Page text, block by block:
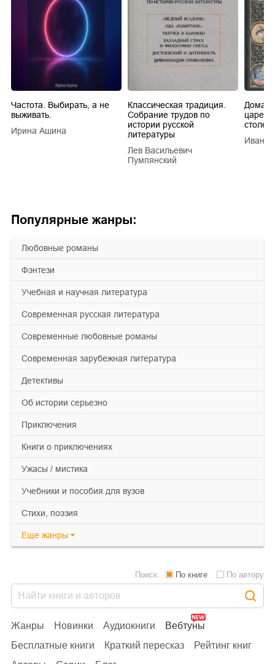
Популярные жанры:
любовные романы
фэнтези
учебная и научная литература
современная русская литература
современные любовные романы
современная зарубежная литература
детективы
об истории серьезно
приключения
книги о приключениях
ужасы / мистика
учебники и пособия для вузов
cтихи, поэзия
Еще жанры
Частота. Выбирать, а не
выживать.
Ирина Ашина
Классическая традиция.
Собрание трудов по
истории русской
литературы
Лев Васильевич
Пумпянский
царей
Иван
Жанры Новинки Аудиокниги
Вебтуны
Бесплатные книги
Краткий пересказ
Рейтинг книг
Поиск: По книге По автору